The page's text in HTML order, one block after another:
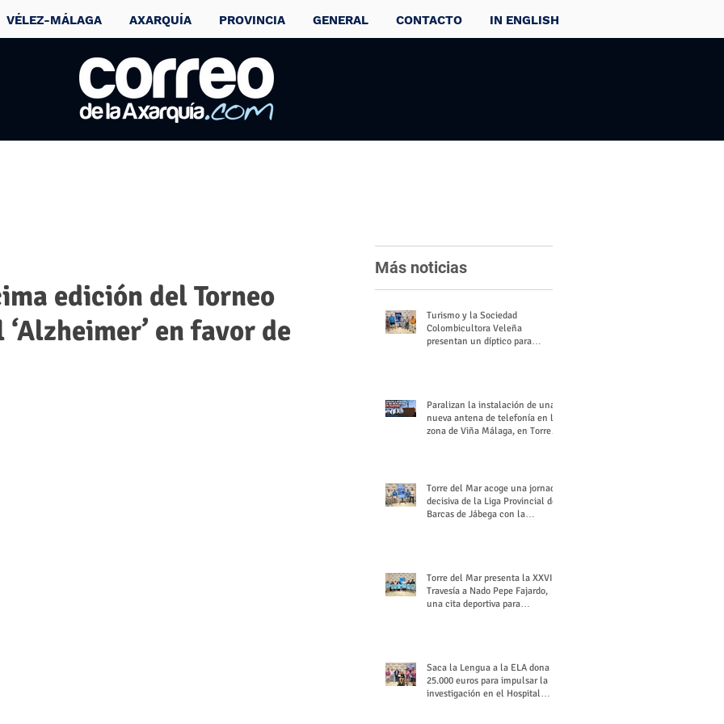
VÉLEZ-MÁLAGA AXARQUÍA PROVINCIA GENERAL CONTACTO IN ENGLISH
edición del Torneo
en favor de
Más noticias
Turismo y la Sociedad
Colombicultora Veleña
presentan un díptico para
Paralizan la instalación de una
nueva antena de telefonía en la
zona de Viña Málaga, en Torre
Torre del Mar acoge una jornada
decisiva de la Liga Provincial de
Barcas de Jábega con la
Torre del Mar presenta la XXVI
Travesía a Nado Pepe Fajardo,
una cita deportiva para
Saca la Lengua a la ELA dona
25.000 euros para impulsar la
investigación en el Hospital